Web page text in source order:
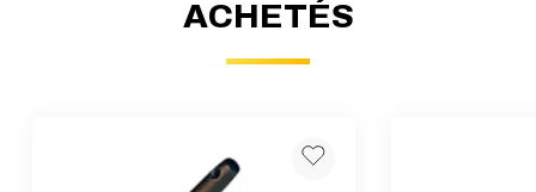
ACHETÉS